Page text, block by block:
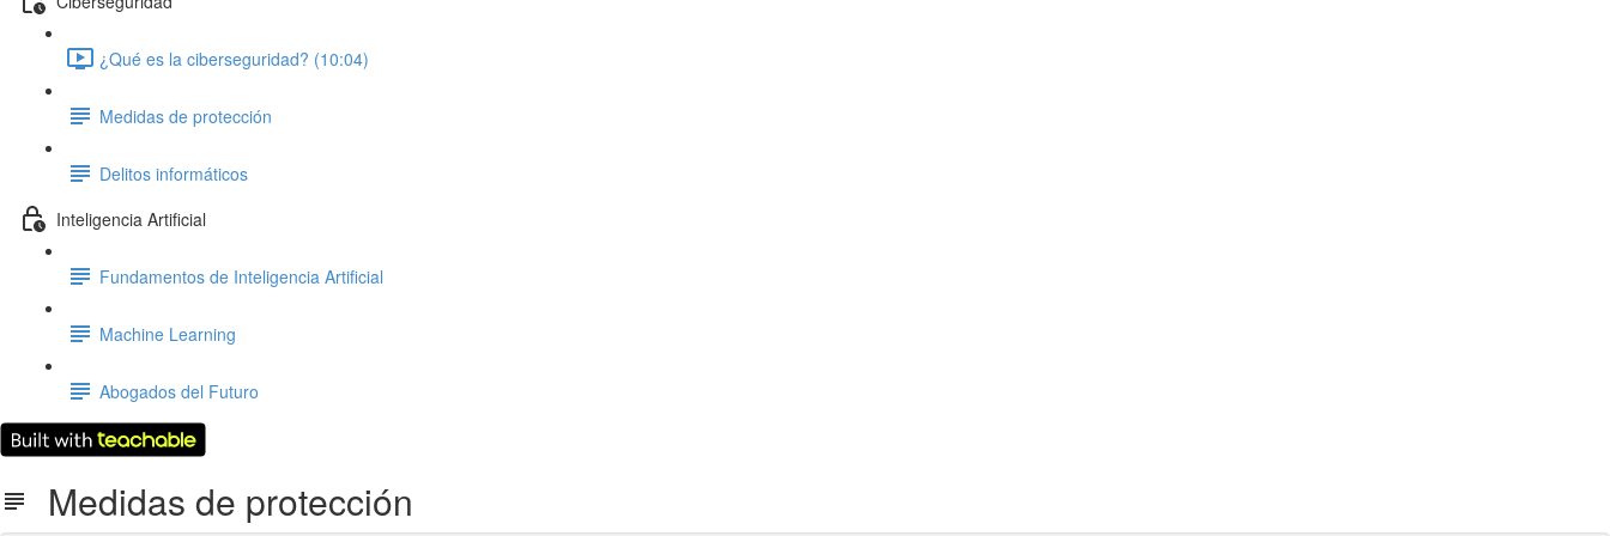
¿Qué es la ciberseguridad? (10:04)
Medidas de protección
Delitos informáticos
Inteligencia Artificial
Fundamentos de Inteligencia Artificial
Machine Learning
Abogados del Futuro
Medidas de protección